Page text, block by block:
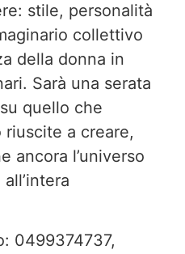
stile, personalità
collettivo
della donna in
Sarà una serata
quello che
a creare,
ancora l’universo
0499374737,